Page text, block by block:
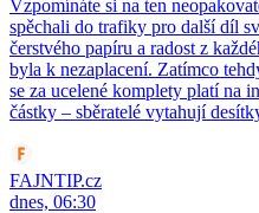
Vzpomínáte si na ten
spěchali do trafiky pro další díl
čerstvého papíru a radost z
byla k nezaplacení. Zatímco
se za ucelené komplety platí na
částky – sběratelé vytahují
FAJNTIP.cz
dnes, 06:30